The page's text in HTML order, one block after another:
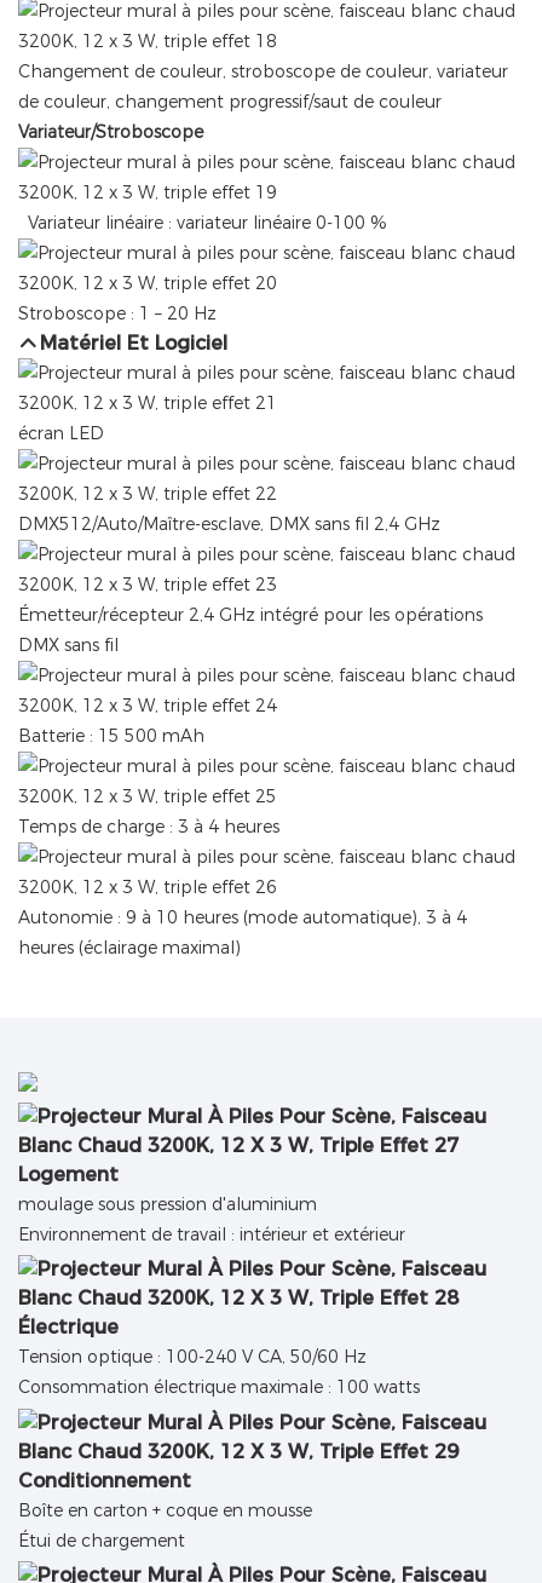
Changement de couleur, stroboscope de couleur, variateur
de couleur, changement progressif/saut de couleur
Variateur/Stroboscope
Variateur linéaire : variateur linéaire 0-100 %
Stroboscope : 1 – 20 Hz
Matériel Et Logiciel
écran LED
DMX512/Auto/Maître-esclave, DMX sans fil 2,4 GHz
Émetteur/récepteur 2,4 GHz intégré pour les opérations
DMX sans fil
Batterie : 15 500 mAh
Temps de charge : 3 à 4 heures
Autonomie : 9 à 10 heures (mode automatique), 3 à 4
heures (éclairage maximal)
Logement
moulage sous pression d'aluminium
Environnement de travail : intérieur et extérieur
Électrique
Tension optique : 100-240 V CA, 50/60 Hz
Consommation électrique maximale : 100 watts
Conditionnement
Boîte en carton + coque en mousse
Étui de chargement